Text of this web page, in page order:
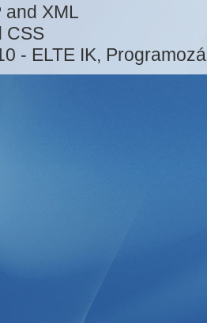
and XML
CSS
- ELTE IK,